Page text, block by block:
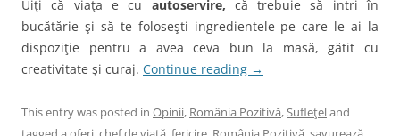
Uiţi că viaţa e cu autoservire, că trebuie să intri în
bucătărie şi să te foloseşti ingredientele pe care le ai la
dispoziţie pentru a avea ceva bun la masă, gătit cu
creativitate şi curaj. Continue reading →
This entry was posted in Opinii, România Pozitivă,Sufleţeland